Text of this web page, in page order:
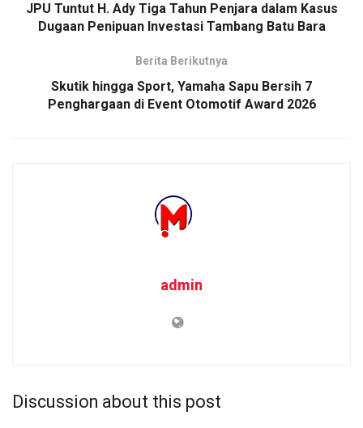
JPU Tuntut H. Ady Tiga Tahun Penjara dalam Kasus
Dugaan Penipuan Investasi Tambang Batu Bara
Berita Berikutnya
Skutik hingga Sport, Yamaha Sapu Bersih 7
Penghargaan di Event Otomotif Award 2026
admin
Discussion about this post